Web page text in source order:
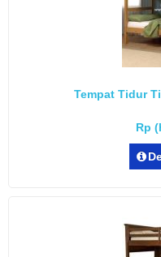
Tempat Tidur
Rp